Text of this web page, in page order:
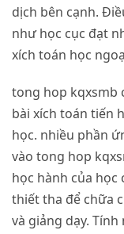
dịch bên cạnh.
như học cục đạt
xích toán học
tong hop kqxsmb
bài xích toán tiến
học. nhiều phần
vào tong hop
học hành của học
thiết tha để chữa
và giảng dạy.